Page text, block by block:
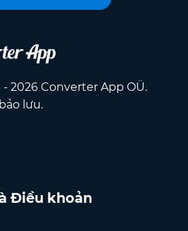
2026 Converter App OÜ.
lưu.
Điều khoản